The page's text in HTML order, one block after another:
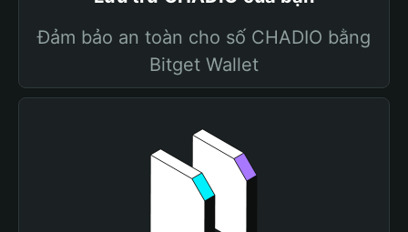
Đảm bảo an toàn cho số CHADIO bằng
Bitget Wallet